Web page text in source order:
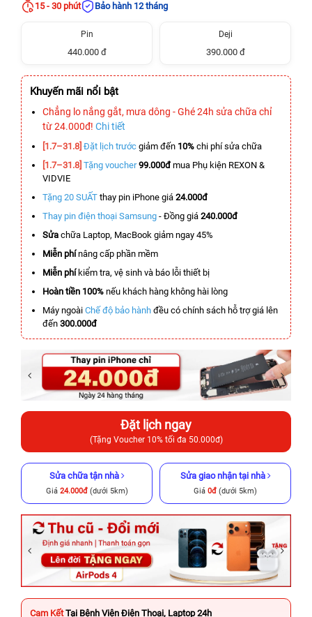
15 - 30 phút
Bảo hành 12 tháng
Pin
440.000 đ
Deji
390.000 đ
Khuyến mãi nổi bật
Chẳng lo nắng gắt, mưa dông - Ghé 24h sửa chữa chỉ
từ 24.000đ! Chi tiết
[1.7–31.8] Đặt lịch trước giảm đến 10% chi phí sửa chữa
[1.7–31.8] Tặng voucher 99.000đmua Phụ kiện REXON &
VIDVIE
Tặng 20 SUẤT thay pin iPhone giá 24.000đ
Thay pin điện thoại Samsung - Đồng giá 240.000đ
Sửa chữa Laptop, MacBook giảm ngay 45%
Miễn phínâng cấp phần mềm
Miễn phíkiểm tra, vệ sinh và báo lỗi thiết bị
Hoàn tiền 100% nếu khách hàng không hài lòng
Máy ngoài Chế độ bảo hành đều có chính sách hỗ trợ giá lên
đến 300.000đ
Đặt lịch ngay
(Tặng Voucher 10% tối đa 50.000đ)
Sửa chữa tận nhà
Giá 24.000đ(dưới 5km)
Sửa giao nhận tại nhà
Giá 0đ (dưới 5km)
Cam Kết Tại Bệnh Viện Điện Thoại, Laptop 24h